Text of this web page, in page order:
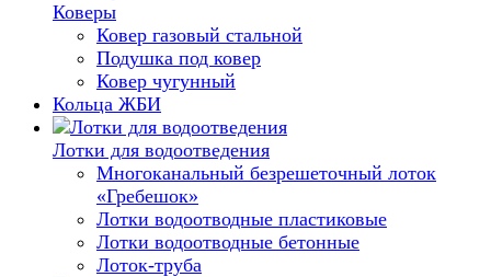
Коверы
Ковер газовый стальной
Подушка под ковер
Ковер чугунный
Кольца ЖБИ
Лотки для водоотведения
Многоканальный безрешеточный лоток
«Гребешок»
Лотки водоотводные пластиковые
Лотки водоотводные бетонные
Лоток-труба